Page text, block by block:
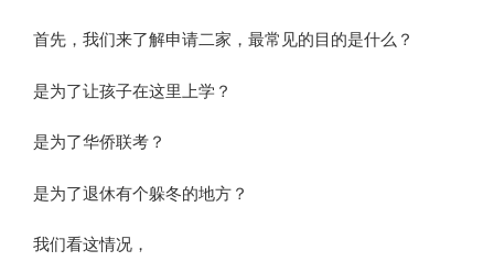
首先，我们来了解申请二家，最常见的目的是什么？
是为了让孩子在这里上学？
是为了华侨联考？
是为了退休有个躲冬的地方？
​我们看这情况，